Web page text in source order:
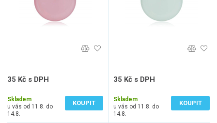
35 Kč s DPH
Skladem
u vás od 11.8. do
14.8.
KOUPIT
35 Kč s DPH
Skladem
u vás od 11.8. do
14.8.
KOUPIT